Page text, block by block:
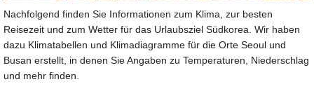
Nachfolgend finden Sie Informationen zum Klima, zur besten
Reisezeit und zum Wetter für das Urlaubsziel Südkorea. Wir haben
dazu Klimatabellen und Klimadiagramme für die Orte Seoul und
Busan erstellt, in denen Sie Angaben zu Temperaturen, Niederschlag
und mehr finden.